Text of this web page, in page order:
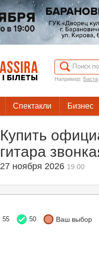
Например: Баста
Спектакли Бизнес
Купить
гитара
27 ноября 2026 19:00
55 50 Ваш выбор